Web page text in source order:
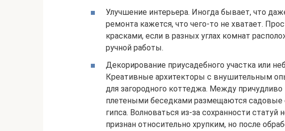
Улучшение интерьера. Иногда бывает, что
ремонта кажется, что чего-то не хватает.
красками, если в разных углах комнат
ручной работы.
Декорирование приусадебного участка или
Креативные архитекторы с внушительным
для загородного коттеджа. Между
плетеными беседками размещаются садовые
гипса. Волноваться из-за сохранности статуй
признан относительно хрупким, но после